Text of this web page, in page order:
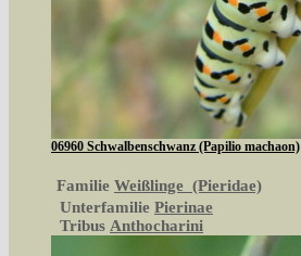
06960 Schwalbenschwanz (Papilio machaon)
Familie Weißlinge (Pieridae)
Unterfamilie Pierinae
Tribus Anthocharini